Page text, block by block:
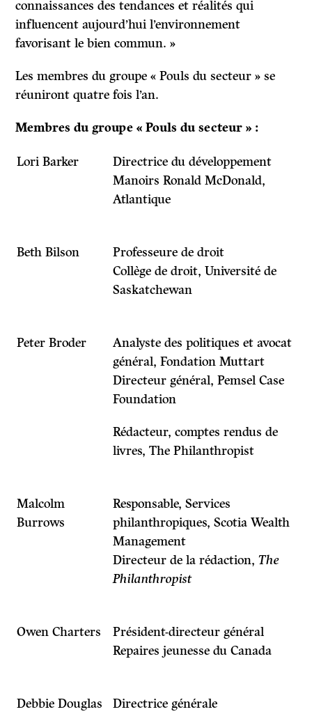
connaissances des tendances et réalités qui
influencent aujourd’hui l’environnement
favorisant le bien commun. »
Les membres du groupe « Pouls du secteur » se
réuniront quatre fois l’an.
Membres du groupe « Pouls du secteur » :
Lori Barker
Directrice du développement
Manoirs Ronald McDonald,
Atlantique
Beth Bilson
Professeure de droit
Collège de droit, Université de
Saskatchewan
Peter Broder
Analyste des politiques et avocat
général, Fondation Muttart
Directeur général, Pemsel Case
Foundation
Rédacteur, comptes rendus de
livres, The Philanthropist
Malcolm
Burrows
Responsable, Services
philanthropiques, Scotia Wealth
Management
Directeur de la rédaction,The
Philanthropist
Owen Charters
Président-directeur général
Repaires jeunesse du Canada
Debbie Douglas
Directrice générale